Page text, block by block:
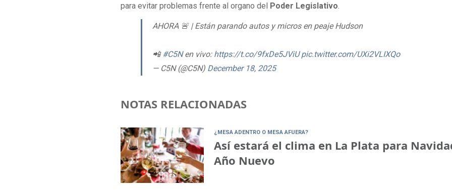
para evitar problemas frente al organo del Poder Legislativo.
AHORA 🚨 | Están parando autos y micros en peaje Hudson
📲 #C5Nen vivo: https://t.co/9fxDe5JViU pic.twitter.com/UXi2VLIXQo
— C5N (@C5N) December 18, 2025
NOTAS RELACIONADAS
¿MESA ADENTRO O MESA AFUERA?
Así estará el clima en La Plata para
Año Nuevo